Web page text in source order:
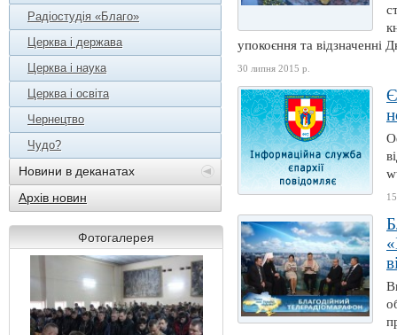
Радіостудія «Благо»
Церква і держава
Церква і наука
Церква і освіта
Чернецтво
Чудо?
Новини в деканатах
Архів новин
Фотогалерея
упокоєння та відзначенні
30 липня 2015 р.